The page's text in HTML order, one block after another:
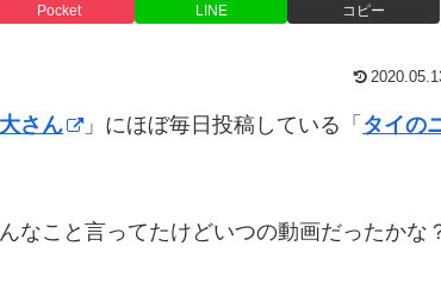
Pocket LINE コピー
さん 」にほぼ毎日投稿している「 タイの
なこと言ってたけどいつの動画だったかな